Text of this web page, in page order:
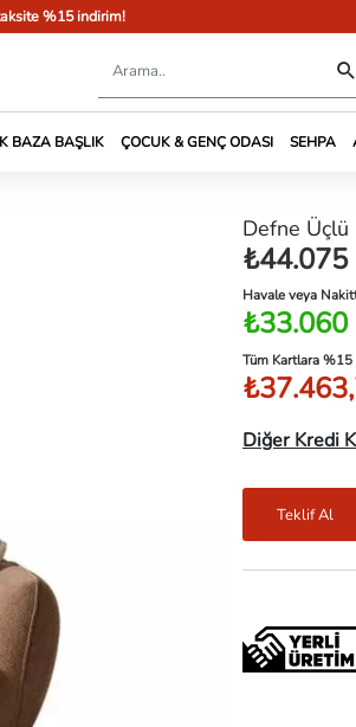
%15 indirim!
BAZA BAŞLIK ÇOCUK & GENÇ ODASI SEHPA
Defne Üçlü
₺44.075
Havale veya
₺33.060
Tüm Kartlara
Diğer Kredi
Teklif Al